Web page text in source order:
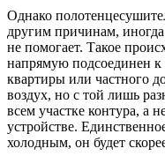
Однако
другим причинам,
не помогает. Такое
напрямую подсоединен к
квартиры или частного
воздух, но с той лишь
всем участке контура, а
устройстве.
холодным, он будет